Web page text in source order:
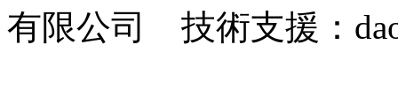
有限公司 技術支援：